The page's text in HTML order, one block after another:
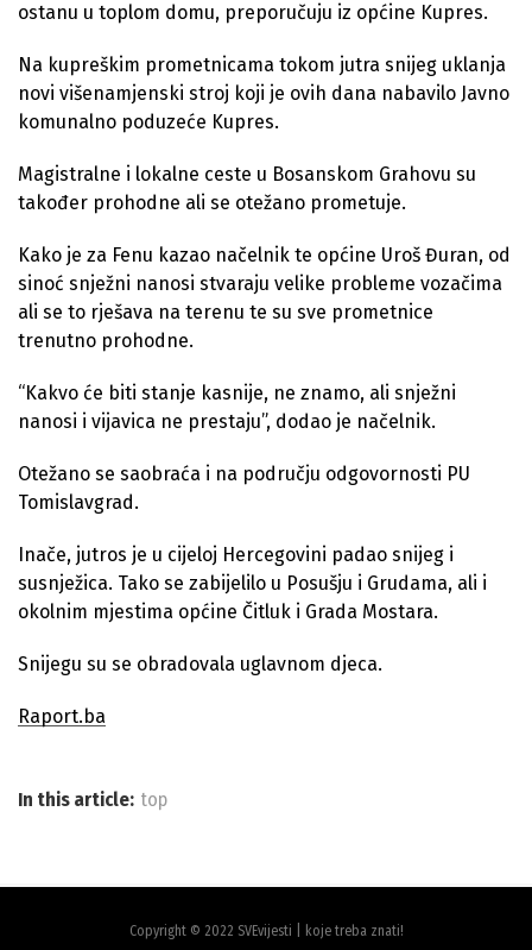
ostanu u toplom domu, preporučuju iz općine Kupres.
Na kupreškim prometnicama tokom jutra snijeg uklanja
novi višenamjenski stroj koji je ovih dana nabavilo Javno
komunalno poduzeće Kupres.
Magistralne i lokalne ceste u Bosanskom Grahovu su
također prohodne ali se otežano prometuje.
Kako je za Fenu kazao načelnik te općine Uroš Đuran, od
sinoć snježni nanosi stvaraju velike probleme vozačima
ali se to rješava na terenu te su sve prometnice
trenutno prohodne.
“Kakvo će biti stanje kasnije, ne znamo, ali snježni
nanosi i vijavica ne prestaju”, dodao je načelnik.
Otežano se saobraća i na području odgovornosti PU
Tomislavgrad.
Inače, jutros je u cijeloj Hercegovini padao snijeg i
susnježica. Tako se zabijelilo u Posušju i Grudama, ali i
okolnim mjestima općine Čitluk i Grada Mostara.
Snijegu su se obradovala uglavnom djeca.
Raport.ba
In this article: top
Copyright © 2022 SVEvijesti | koje treba znati!